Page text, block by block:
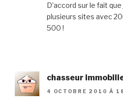
D’accord sur le fait
plusieurs sites avec
500 !
chasseur
4 OCTOBRE 2010 À